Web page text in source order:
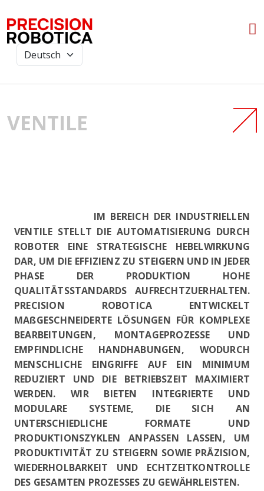
VENTILE
IM BEREICH DER INDUSTRIELLEN
VENTILE STELLT DIE AUTOMATISIERUNG DURCH
ROBOTER EINE STRATEGISCHE HEBELWIRKUNG
DAR, UM DIE EFFIZIENZ ZU STEIGERN UND IN JEDER
PHASE DER PRODUKTION HOHE
QUALITÄTSSTANDARDS AUFRECHTZUERHALTEN.
PRECISION ROBOTICA ENTWICKELT
MAßGESCHNEIDERTE LÖSUNGEN FÜR KOMPLEXE
BEARBEITUNGEN, MONTAGEPROZESSE UND
EMPFINDLICHE HANDHABUNGEN, WODURCH
MENSCHLICHE EINGRIFFE AUF EIN MINIMUM
REDUZIERT UND DIE BETRIEBSZEIT MAXIMIERT
WERDEN. WIR BIETEN INTEGRIERTE UND
MODULARE SYSTEME, DIE SICH AN
UNTERSCHIEDLICHE FORMATE UND
PRODUKTIONSZYKLEN ANPASSEN LASSEN, UM
PRODUKTIVITÄT ZU STEIGERN SOWIE PRÄZISION,
WIEDERHOLBARKEIT UND ECHTZEITKONTROLLE
DES GESAMTEN PROZESSES ZU GEWÄHRLEISTEN.